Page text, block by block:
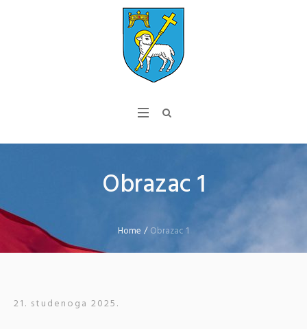
Obrazac 1
Home /Obrazac 1
21. studenoga 2025.